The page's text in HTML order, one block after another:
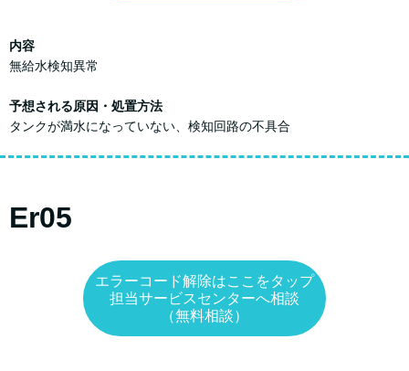
内容
無給水検知異常
予想される原因・処置方法
タンクが満水になっていない、検知回路の不具合
Er05
エラーコード解除はここをタップ
担当サービスセンターへ相談
（無料相談）